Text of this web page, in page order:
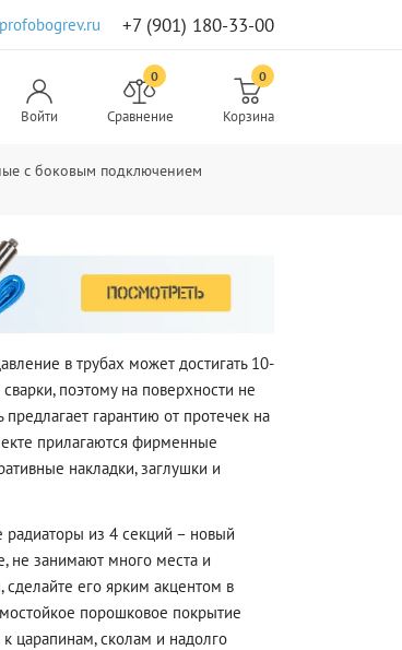
+7 (901) 180-33-00
Войти
0
Сравнение
0
Корзина
с боковым подключением
в трубах может достигать 10-
поэтому на поверхности не
гарантию от протечек на
прилагаются фирменные
накладки, заглушки и
радиаторы из 4 секций – новый
не занимают много места и
его ярким акцентом в
порошковое покрытие
царапинам, сколам и надолго